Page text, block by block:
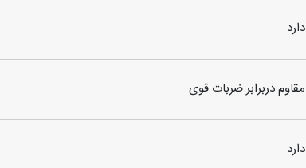
دارد
مقاوم دربرابر ضربات قوی
دارد